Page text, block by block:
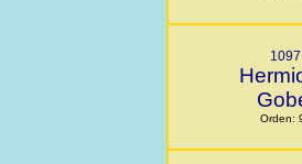
1097
Orden: